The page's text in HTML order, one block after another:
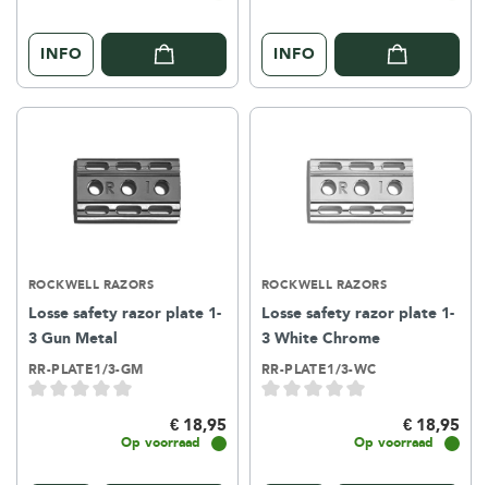
INFO INFO
ROCKWELL RAZORS
Losse safety razor plate 1-
3 Gun Metal
RR-PLATE1/3-GM
€ 18,95
Op voorraad
ROCKWELL RAZORS
Losse safety razor plate 1-
3 White Chrome
RR-PLATE1/3-WC
€ 18,95
Op voorraad